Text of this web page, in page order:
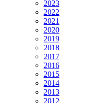
2023
2022
2021
2020
2019
2018
2017
2016
2015
2014
2013
2012